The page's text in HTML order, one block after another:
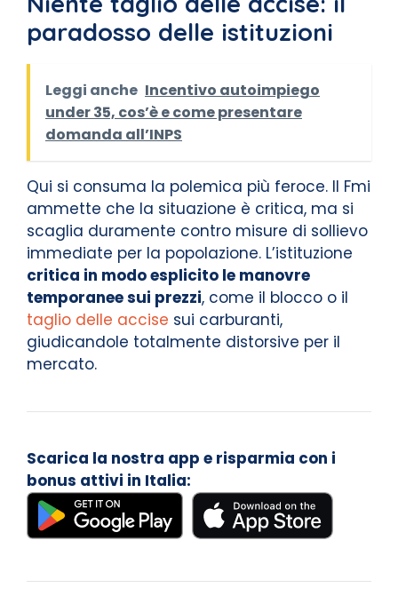
paradosso delle istituzioni
Leggi anche Incentivo autoimpiego
under 35, cos’è e come presentare
domanda all’INPS
Qui si consuma la polemica più feroce. Il Fmi
ammette che la situazione è critica, ma si
scaglia duramente contro misure di sollievo
immediate per la popolazione. L’istituzione
critica in modo esplicito le manovre
temporanee sui prezzi, come il blocco o il
taglio delle accise sui carburanti,
giudicandole totalmente distorsive per il
mercato.
Scarica la nostra app e risparmia con i
bonus attivi in Italia: